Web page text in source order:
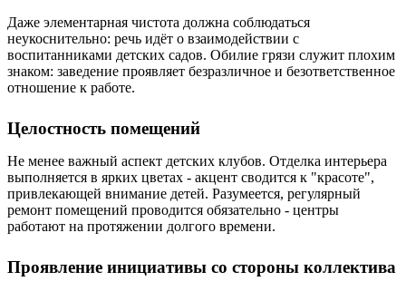
Даже элементарная чистота должна соблюдаться
неукоснительно: речь идёт о взаимодействии с
воспитанниками детских садов. Обилие грязи служит плохим
знаком: заведение проявляет безразличное и безответственное
отношение к работе.
Целостность помещений
Не менее важный аспект детских клубов. Отделка интерьера
выполняется в ярких цветах - акцент сводится к "красоте",
привлекающей внимание детей. Разумеется, регулярный
ремонт помещений проводится обязательно - центры
работают на протяжении долгого времени.
Проявление инициативы со стороны коллектива